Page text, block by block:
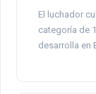
El luchador
categoría de
desarrolla en